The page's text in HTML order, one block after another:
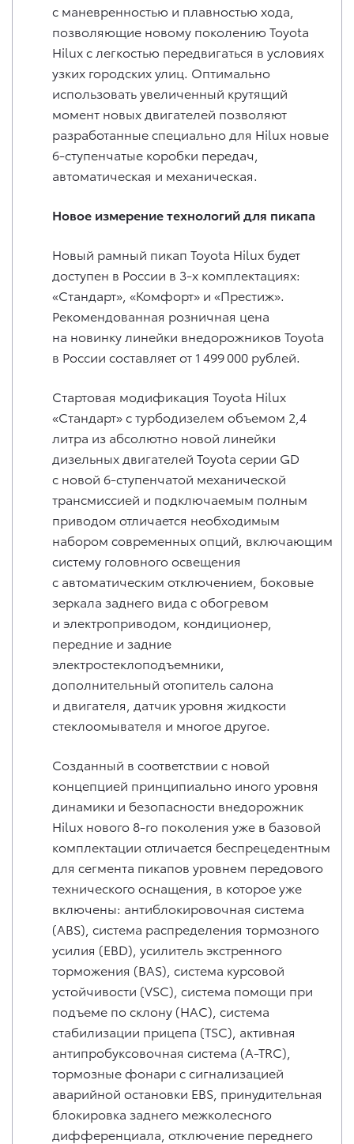
с маневренностью и плавностью хода,
позволяющие новому поколению Toyota
Hilux с легкостью передвигаться в условиях
узких городских улиц. Оптимально
использовать увеличенный крутящий
момент новых двигателей позволяют
разработанные специально для Hilux новые
6-ступенчатые коробки передач,
автоматическая и механическая.
Новое измерение технологий для пикапа
Новый рамный пикап Toyota Hilux будет
доступен в России в 3-х комплектациях:
«Стандарт», «Комфорт» и «Престиж».
Рекомендованная розничная цена
на новинку линейки внедорожников Toyota
в России составляет от 1 499 000 рублей.
Стартовая модификация Toyota Hilux
«Стандарт» с турбодизелем объемом 2,4
литра из абсолютно новой линейки
дизельных двигателей Toyota серии GD
с новой 6-ступенчатой механической
трансмиссией и подключаемым полным
приводом отличается необходимым
набором современных опций, включающим
систему головного освещения
с автоматическим отключением, боковые
зеркала заднего вида с обогревом
и электроприводом, кондиционер,
передние и задние
электростеклоподъемники,
дополнительный отопитель салона
и двигателя, датчик уровня жидкости
стеклоомывателя и многое другое.
Созданный в соответствии с новой
концепцией принципиально иного уровня
динамики и безопасности внедорожник
Hilux нового 8-го поколения уже в базовой
комплектации отличается беспрецедентным
для сегмента пикапов уровнем передового
технического оснащения, в которое уже
включены: антиблокировочная система
(ABS), система распределения тормозного
усилия (EBD), усилитель экстренного
торможения (BAS), система курсовой
устойчивости (VSC), система помощи при
подъеме по склону (HAC), система
стабилизации прицепа (TSC), активная
антипробуксовочная система (A-TRC),
тормозные фонари с сигнализацией
аварийной остановки EBS, принудительная
блокировка заднего межколесного
дифференциала, отключение переднего